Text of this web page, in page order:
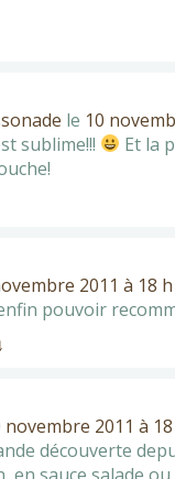
le 10
sublime!!!
Et la
2011 à 18
pouvoir
novembre 2011 à
découverte